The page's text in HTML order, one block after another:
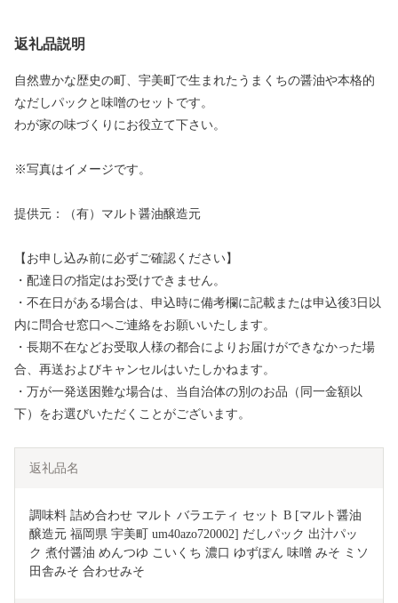
返礼品説明
自然豊かな歴史の町、宇美町で生まれたうまくちの醤油や本格的
なだしパックと味噌のセットです。
わが家の味づくりにお役立て下さい。
※写真はイメージです。
提供元：（有）マルト醤油醸造元
【お申し込み前に必ずご確認ください】
・配達日の指定はお受けできません。
・不在日がある場合は、申込時に備考欄に記載または申込後3日以
内に問合せ窓口へご連絡をお願いいたします。
・長期不在などお受取人様の都合によりお届けができなかった場
合、再送およびキャンセルはいたしかねます。
・万が一発送困難な場合は、当自治体の別のお品（同一金額以
下）をお選びいただくことがございます。
返礼品名
調味料 詰め合わせ マルト バラエティ セット B [マルト醤油
醸造元 福岡県 宇美町 um40azo720002] だしパック 出汁パッ
ク 煮付醤油 めんつゆ こいくち 濃口 ゆずぽん 味噌 みそ ミソ
田舎みそ 合わせみそ